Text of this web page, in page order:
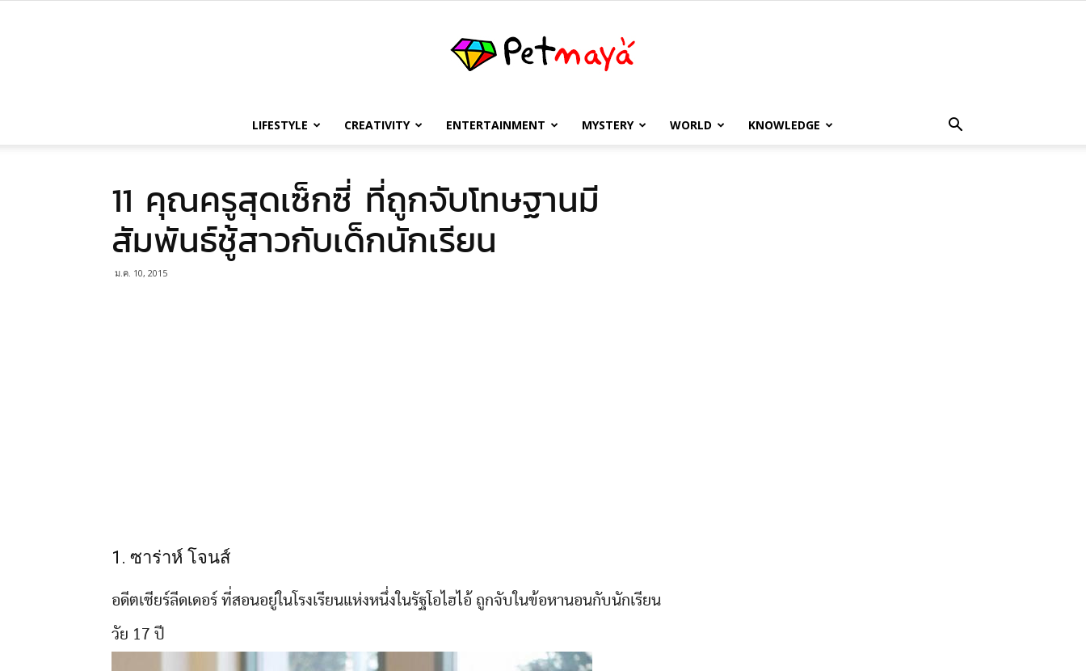
เพชร
LIFESTYLE CREATIVITY ENTERTAINMENT MYSTERY WORLD KNOWLEDGE
11 คุณครูสุดเซ็กซี่ ที่ถูกจับโทษฐานมี
สัมพันธ์ชู้สาวกับเด็กนักเรียน
ม.ค. 10, 2015
1. ซาร่าห์ โจนส์
อดีตเชียร์ลีดเดอร์ ที่สอนอยู่ในโรงเรียนแห่งหนึ่งในรัฐโอไฮไอ้ ถูกจับในข้อหานอนกับนักเรียน
วัย 17 ปี